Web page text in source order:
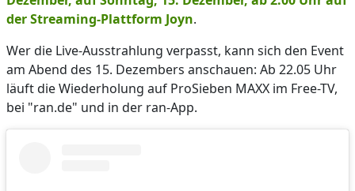
der Streaming-Plattform Joyn.
Wer die Live-Ausstrahlung verpasst, kann sich den Event
am Abend des 15. Dezembers anschauen: Ab 22.05 Uhr
läuft die Wiederholung auf ProSieben MAXX im Free-TV,
bei "ran.de" und in der ran-App.